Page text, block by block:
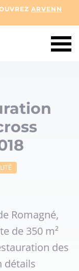
ARVENN
Romagné,
de 350 m²
des
détails